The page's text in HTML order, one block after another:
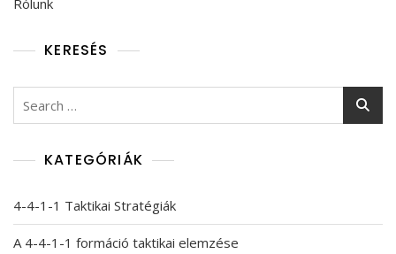
KERESÉS
KATEGÓRIÁK
4-4-1-1 Taktikai Stratégiák
A 4-4-1-1 formáció taktikai elemzése